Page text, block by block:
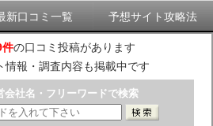
新口コミ一覧 予想サイト攻略法
件の口コミ投稿があります
情報・調査内容も掲載中です
会社名・フリーワードで検索